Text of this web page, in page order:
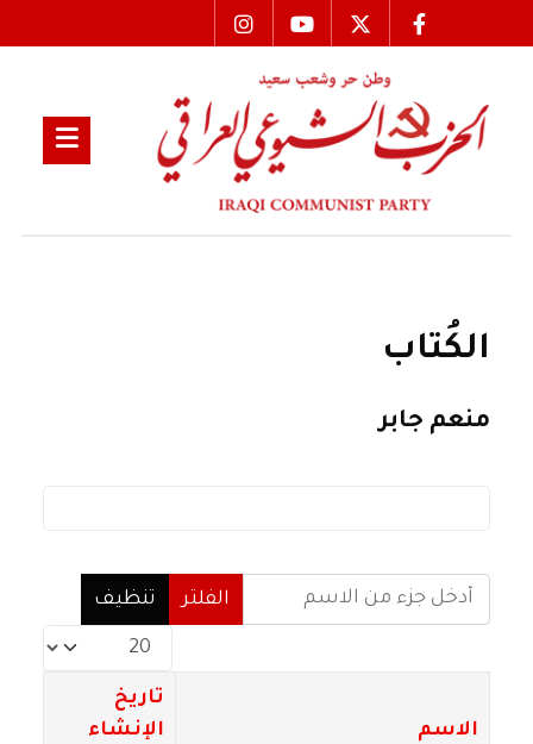
الكُتاب
منعم جابر
أدخل جزء من الاسم
الفلتر
تنظيف
عدد الإظهارات:
الاسم
تاريخ
الإنشاء